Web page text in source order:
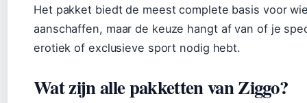
Het pakket biedt de meest complete basis voor
aanschaffen, maar de keuze hangt af van of je
erotiek of exclusieve sport nodig hebt.
Wat zijn alle pakketten van Ziggo?